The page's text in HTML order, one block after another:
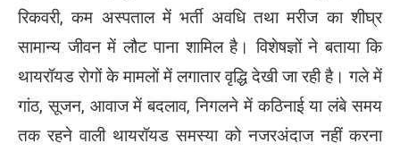
रिकवरी, कम अस्पताल में भर्ती अवधि तथा मरीज का शीघ्र
सामान्य जीवन में लौट पाना शामिल है। विशेषज्ञों ने बताया कि
थायरॉयड रोगों के मामलों में लगातार वृद्धि देखी जा रही है। गले में
गांठ, सूजन, आवाज में बदलाव, निगलने में कठिनाई या लंबे समय
तक रहने वाली थायरॉयड समस्या को नजरअंदाज नहीं करना